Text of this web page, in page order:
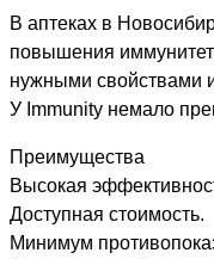
В аптеках в
повышения
нужными свойствами
У Immunity немало
Преимущества
Высокая
Доступная стоимость.
Минимум